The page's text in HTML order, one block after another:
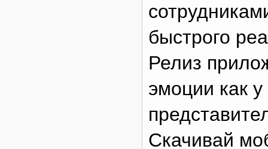
быстрого
Релиз
эмоции как
Скачивай